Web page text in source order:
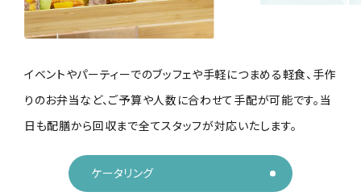
イベントやパーティーでのブッフェや手軽につまめる軽食、手作
りのお弁当など、ご予算や人数に合わせて手配が可能です。当
日も配膳から回収まで全てスタッフが対応いたします。
ケータリング